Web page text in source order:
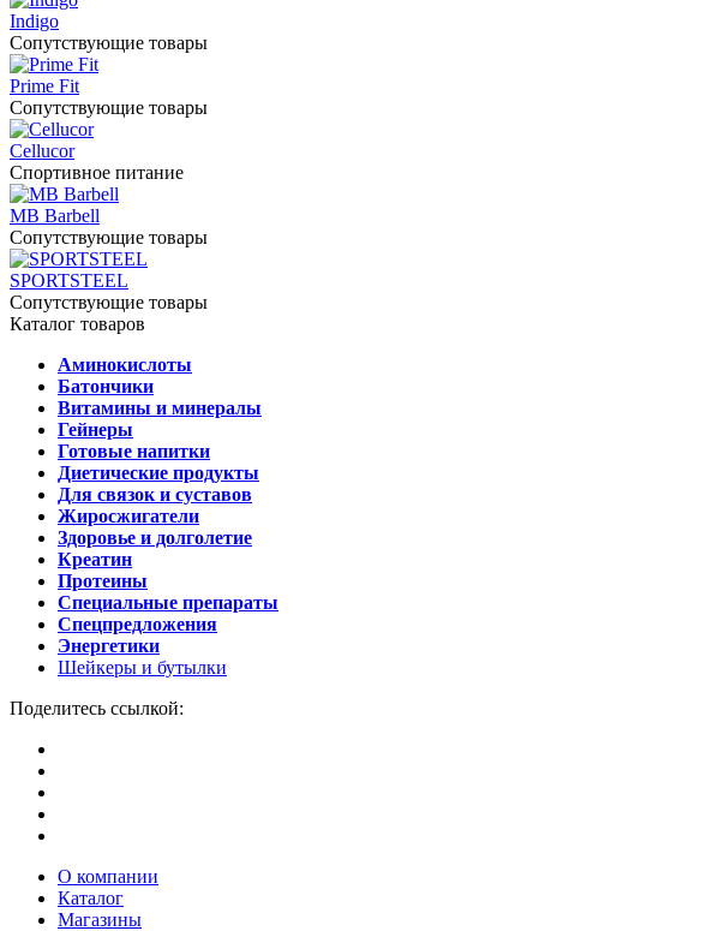
Indigo
Сопутствующие товары
Prime Fit
Сопутствующие товары
Cellucor
Спортивное питание
MB Barbell
Сопутствующие товары
SPORTSTEEL
Сопутствующие товары
Каталог товаров
Аминокислоты
Батончики
Витамины и минералы
Гейнеры
Готовые напитки
Диетические продукты
Для связок и суставов
Жиросжигатели
Здоровье и долголетие
Креатин
Протеины
Специальные препараты
Спецпредложения
Энергетики
Шейкеры и бутылки
Поделитесь ссылкой:
О компании
Каталог
Магазины